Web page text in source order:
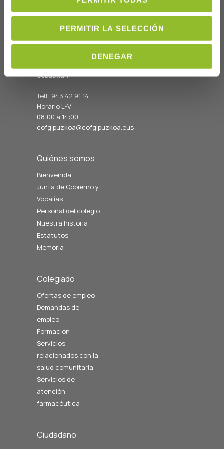
PERMITIR LA SELECCIÓN
DENEGAR
Dónde Estamos
Sebastián
Telf: 943 42 91 14
Horario L-V
08:00 a 14:00
cofgipuzkoa@cofgipuzkoa.eus
Quiénes somos
Bienvenida
Junta de Gobierno y
Vocalías
Personal del colegio
Nuestra historia
Estatutos
Memoria
Colegiado
Ofertas de empleo
Demandas de
empleo
Formación
Servicios
relacionados con la
salud comunitaria
Servicios de
atención
farmacéutica
Ciudadano